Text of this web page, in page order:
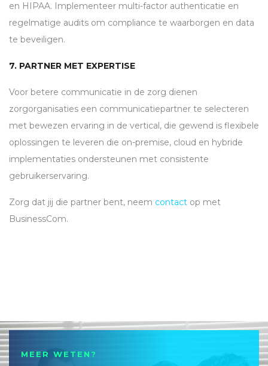
en HIPAA. Implementeer multi-factor authenticatie en
regelmatige audits om compliance te waarborgen en data
te beveiligen.
7. PARTNER MET EXPERTISE
Voor betere communicatie in de zorg dienen
zorgorganisaties een communicatiepartner te selecteren
met bewezen ervaring in de vertical, die gewend is flexibele
oplossingen te leveren die on-premise, cloud en hybride
implementaties ondersteunen met consistente
gebruikerservaring.
Zorg dat jij die partner bent, neem contact op met
BusinessCom.
MEER WETEN?